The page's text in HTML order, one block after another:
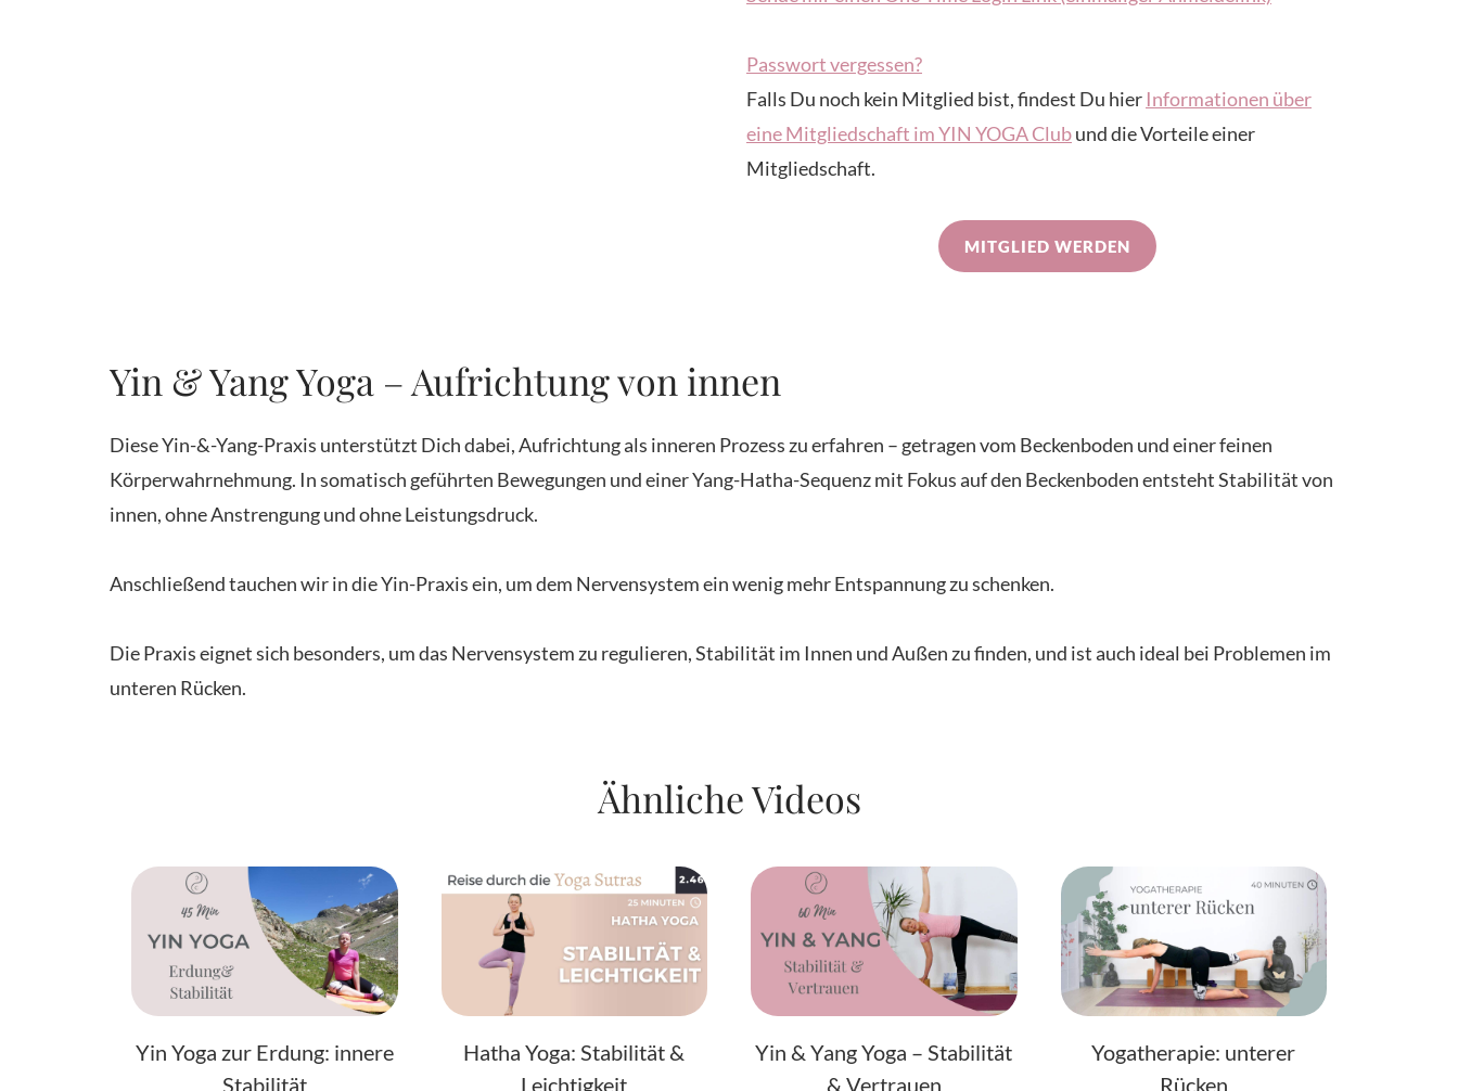
Passwort vergessen?
Falls Du noch kein Mitglied bist, findest Du hier Informationen über
eine Mitgliedschaft im YIN YOGA Clubund die Vorteile einer
Mitgliedschaft.
MITGLIED WERDEN
Yin & Yang Yoga – Aufrichtung von innen
Diese Yin-&-Yang-Praxis unterstützt Dich dabei, Aufrichtung als inneren Prozess zu erfahren – getragen vom Beckenboden und einer feinen
Körperwahrnehmung. In somatisch geführten Bewegungen und einer Yang-Hatha-Sequenz mit Fokus auf den Beckenboden entsteht Stabilität von
innen, ohne Anstrengung und ohne Leistungsdruck.
Anschließend tauchen wir in die Yin-Praxis ein, um dem Nervensystem ein wenig mehr Entspannung zu schenken.
Die Praxis eignet sich besonders, um das Nervensystem zu regulieren, Stabilität im Innen und Außen zu finden, und ist auch ideal bei Problemen im
unteren Rücken.
Ähnliche Videos
Yin Yoga zur Erdung: innere
Stabilität
Hatha Yoga: Stabilität &
Leichtigkeit
Yin & Yang Yoga – Stabilität
& Vertrauen
Yogatherapie: unterer
Rücken